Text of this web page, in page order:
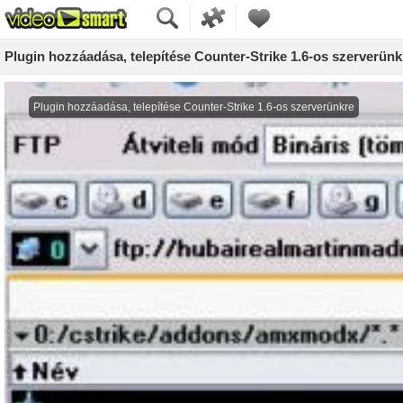
Plugin hozzáadása, telepítése Counter-Strike 1.6-os